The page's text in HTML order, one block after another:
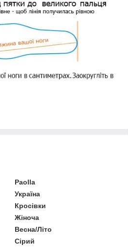
Paolla
Україна
Кросівки
Жіноча
Весна/Літо
Сірий